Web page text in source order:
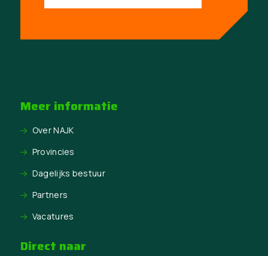
Meer informatie
Over NAJK
Provincies
Dagelijks bestuur
Partners
Vacatures
Direct naar